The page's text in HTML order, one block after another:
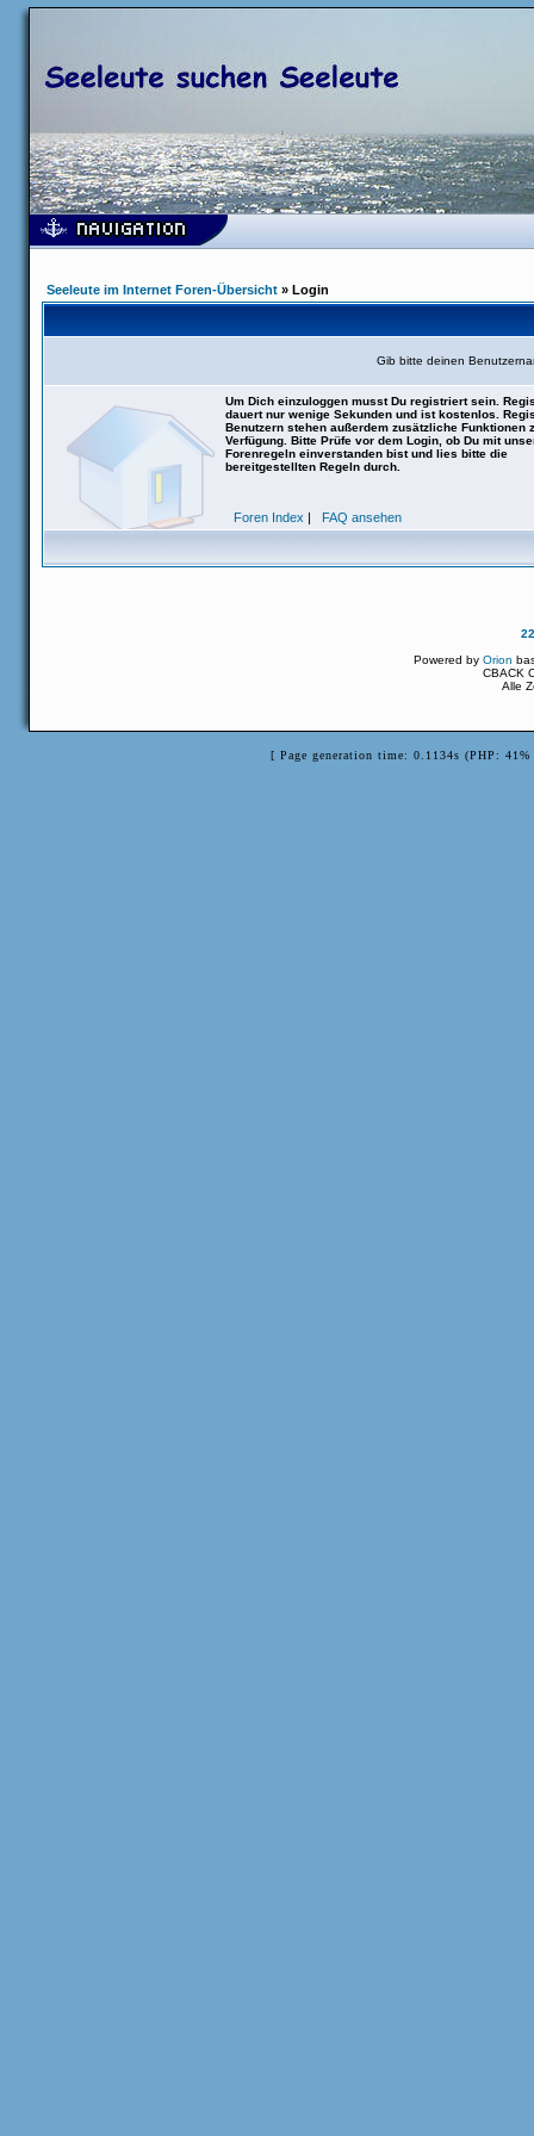
Seeleute im Internet Foren-Übersicht » Login
Gib bitte deinen
Um Dich einzuloggen musst Du registriert sein.
dauert nur wenige Sekunden und ist kostenlos.
Benutzern stehen außerdem zusätzliche Funktionen
Verfügung. Bitte Prüfe vor dem Login, ob Du mit
Forenregeln einverstanden bist und lies bitte die
bereitgestellten Regeln durch.
Foren Index | FAQ ansehen
Powered byOrion
CBACK
Alle
[ Page generation time: 0.1134s (PHP: